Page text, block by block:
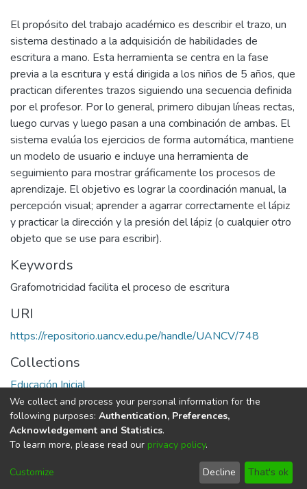
El propósito del trabajo académico es describir el trazo, un
sistema destinado a la adquisición de habilidades de
escritura a mano. Esta herramienta se centra en la fase
previa a la escritura y está dirigida a los niños de 5 años, que
practican diferentes trazos siguiendo una secuencia definida
por el profesor. Por lo general, primero dibujan líneas rectas,
luego curvas y luego pasan a una combinación de ambas. El
sistema evalúa los ejercicios de forma automática, mantiene
un modelo de usuario e incluye una herramienta de
seguimiento para mostrar gráficamente los procesos de
aprendizaje. El objetivo es lograr la coordinación manual, la
percepción visual; aprender a agarrar correctamente el lápiz
y practicar la dirección y la presión del lápiz (o cualquier otro
objeto que se use para escribir).
Keywords
Grafomotricidad facilita el proceso de escritura
URI
https://repositorio.uancv.edu.pe/handle/UANCV/748
Collections
Educación Inicial
Full item page
DSpace softwarecopyright © 2002-2026
Cookie
End User
Agreement
Send
Feedback
We collect and process your personal information for the
following purposes: Authentication, Preferences,
Acknowledgement and Statistics.
To learn more, please read our privacy policy.
Customize Decline That's ok